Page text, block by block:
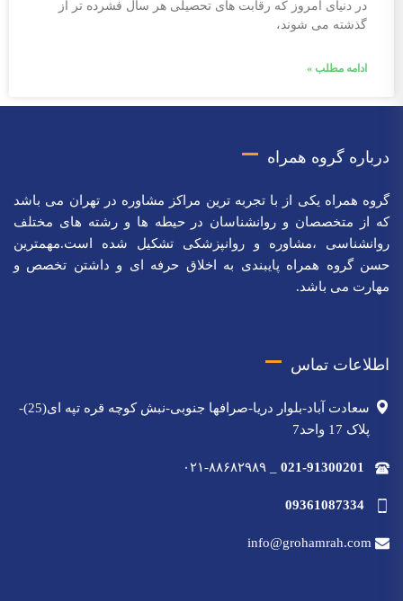
در دنیای امروز که رقابت های تحصیلی هر سال فشرده تر از
گذشته می شوند،
ادامه مطلب »
درباره گروه همراه
گروه همراه یکی از با تجربه ترین مراکز مشاوره در تهران می باشد
که از متخصصان و روانشناسان در حیطه ها و رشته های مختلف
روانشناسی ،مشاوره و روانپزشکی تشکیل شده است.مهمترین
حسن گروه همراه پایبندی به اخلاق حرفه ای و داشتن تخصص و
مهارت می باشد.
اطلاعات تماس
سعادت آباد-بلوار دریا-صرافها جنوبی-نبش کوچه قره تپه ای(25)-
پلاک 17 واحد7
021-91300201 ۰۲۱-۸۸۶۸۲۹۸۹
09361087334
info@grohamrah.com